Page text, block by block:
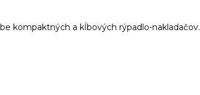
kompaktných a kĺbových rýpadlo-nakladačov.